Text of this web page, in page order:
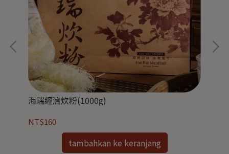
海瑞經濟炊粉(1000g)
NT$160
tambahkan ke keranjang